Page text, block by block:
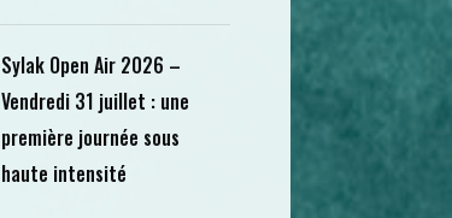
Sylak Open Air 2026 –
Vendredi 31 juillet : une
première journée sous
haute intensité